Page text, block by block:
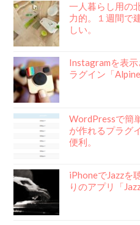
一人暮らし用の
力的。１週間で
しい。
Instagramを表
ラグイン「
WordPressで簡
が作れるプラグ
便利。
iPhoneでJazzを
りのアプリ「